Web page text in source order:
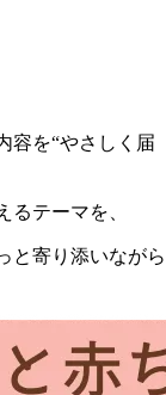
容を“やさしく届
テーマを、
と寄り添いながら